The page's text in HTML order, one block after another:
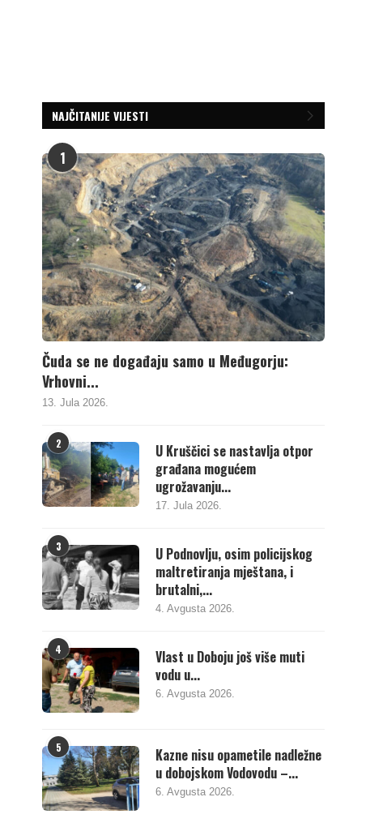
NAJČITANIJE VIJESTI
1
Čuda se ne događaju samo u Međugorju:
Vrhovni...
13. Jula 2026.
2
U Kruščici se nastavlja otpor
građana mogućem
ugrožavanju...
17. Jula 2026.
3
U Podnovlju, osim policijskog
maltretiranja mještana, i
brutalni,...
4. Avgusta 2026.
4
Vlast u Doboju još više muti
vodu u...
6. Avgusta 2026.
5
Kazne nisu opametile nadležne
u dobojskom Vodovodu –...
6. Avgusta 2026.